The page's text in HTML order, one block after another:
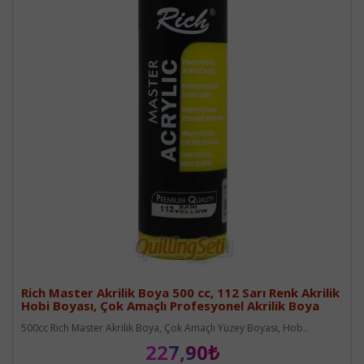
Rich Master Akrilik Boya 500 cc, 112 Sarı Renk Akrilik
Hobi Boyası, Çok Amaçlı Profesyonel Akrilik Boya
500cc Rich Master Akrilik Boya, Çok Amaçlı Yüzey Boyası, Hob..
227,90₺